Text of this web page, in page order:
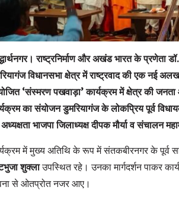
राष्ट्रनिर्माण और अखंड भारत के प्रणेता
विधानसभा क्षेत्र में राष्ट्रवाद की एक नई
‘संस्मरण पखवाड़ा’ कार्यक्रम में क्षेत्र की जनता
का संयोजन डुमरियागंज के लोकप्रिय पूर्व
भाजपा जिलाध्यक्ष दीपक मौर्या व संचालन
में मुख्य अतिथि के रूप में संतकबीरनगर के पूर्व
शुक्लाउपस्थित रहे। उनका मार्गदर्शन पाकर
से ओतप्रोत नजर आए।